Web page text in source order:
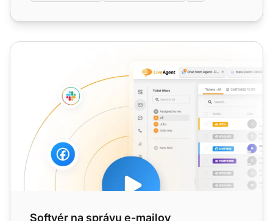
Softvér na správu e-mailov
Softvér na správu e-mailov